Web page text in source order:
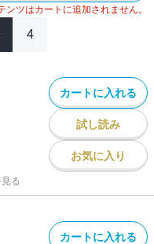
ツはカートに追加されません。
4
カートに入れる
試し読み
お気に入り
る
カートに入れる